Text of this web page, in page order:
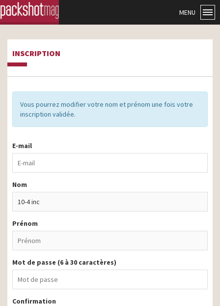
MENU
INSCRIPTION
Vous pourrez modifier votre nom et prénom une fois votre
inscription validée.
E-mail
Nom
Prénom
Mot de passe (6 à 30 caractères)
Confirmation